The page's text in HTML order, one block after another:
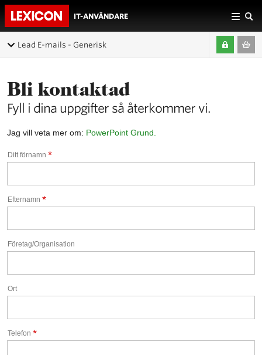
IT-ANVÄNDARE
Lead E-mails - Generisk
Bli kontaktad
Fyll i dina uppgifter så återkommer vi.
Jag vill veta mer om: PowerPoint Grund.
Ditt förnamn *
Efternamn *
Företag/Organisation
Ort
Telefon *